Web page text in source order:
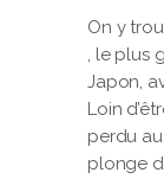
On y
, le plus
Japon,
Loin
perdu
plonge